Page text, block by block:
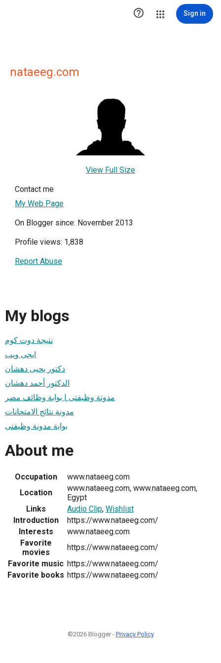
 Sign in
nataeeg.com
View Full Size
Contact me
My Web Page
On Blogger since: November 2013
Profile views: 1,838
Report Abuse
My blogs
نتيجة دوت كوم
ايجى ويب
دكتور يحيى دهشان
الدكتور أحمد دهشان
مدونة وظيفتى | بوابة وظائف مصر
مدونة نتائج الامتحانات
بوابة مدونة وظيفتى
About me
Occupation
www.nataeeg.com
Location
www.nataeeg.com, www.nataeeg.com,
Egypt
Links
Audio Clip, Wishlist
Introduction
https://www.nataeeg.com/
Interests
www.nataeeg.com
Favorite
movies
https://www.nataeeg.com/
Favorite music https://www.nataeeg.com/
Favorite books https://www.nataeeg.com/
©2026 Blogger - Privacy Policy